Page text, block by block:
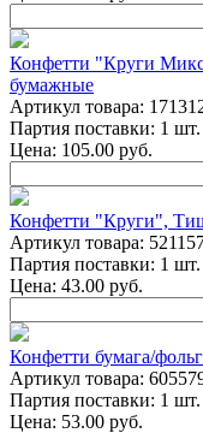
Конфетти "Круги
бумажные
Артикул товара:
Партия поставки: 1 шт.
Цена: 105.00 руб.
Конфетти "Круги",
Артикул товара:
Партия поставки: 1 шт.
Цена: 43.00 руб.
Конфетти бумага/
Артикул товара:
Партия поставки: 1 шт.
Цена: 53.00 руб.